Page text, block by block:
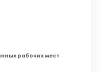
рабочих мест